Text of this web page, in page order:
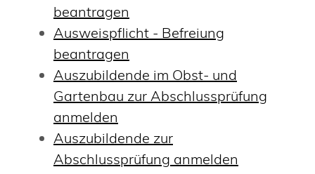
beantragen
Ausweispflicht - Befreiung
beantragen
Auszubildende im Obst- und
Gartenbau zur Abschlussprüfung
anmelden
Auszubildende zur
Abschlussprüfung anmelden